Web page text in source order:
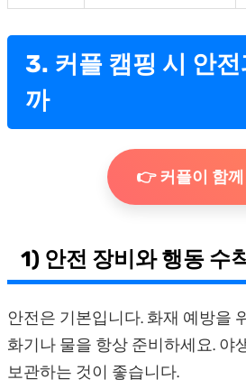
3. 커플 캠핑 시 안
까
👉 커플이 함
1) 안전 장비와 행동 수
안전은 기본입니다. 화재 예방을
화기나 물을 항상 준비하세요. 야
보관하는 것이 좋습니다.